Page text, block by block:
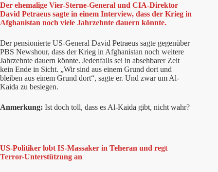
Der ehemalige Vier-Sterne-General und CIA-Direktor
David Petraeus sagte in einem Interview, dass der Krieg in
Afghanistan noch viele Jahrzehnte dauern könnte.
Der pensionierte US-General David Petraeus sagte gegenüber
PBS Newshour, dass der Krieg in Afghanistan noch weitere
Jahrzehnte dauern könnte. Jedenfalls sei in absehbarer Zeit
kein Ende in Sicht. „Wir sind aus einem Grund dort und
bleiben aus einem Grund dort“, sagte er. Und zwar um Al-
Kaida zu besiegen.
Anmerkung: Ist doch toll, dass es Al-Kaida gibt, nicht wahr?
US-Politiker lobt IS-Massaker in Teheran und regt
Terror-Unterstützung an